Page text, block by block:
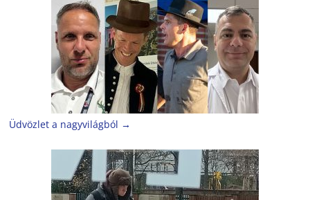
Üdvözlet a nagyvilágból →